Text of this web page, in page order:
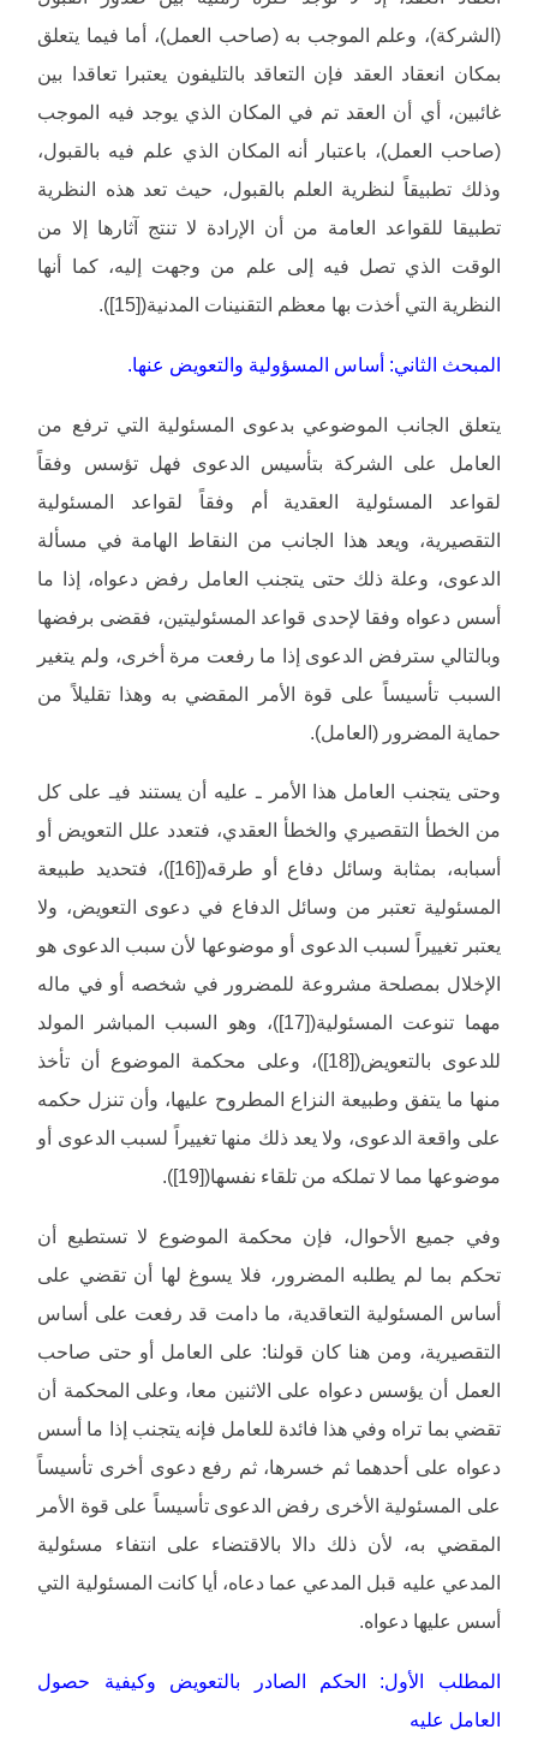
(الشركة)، وعلم الموجب به (صاحب العمل)، أما فيما يتعلق
بمكان انعقاد العقد فإن التعاقد بالتليفون يعتبرا تعاقدا بين
غائبين، أي أن العقد تم في المكان الذي يوجد فيه الموجب
(صاحب العمل)، باعتبار أنه المكان الذي علم فيه بالقبول،
وذلك تطبيقاً لنظرية العلم بالقبول، حيث تعد هذه النظرية
تطبيقا للقواعد العامة من أن الإرادة لا تنتج آثارها إلا من
الوقت الذي تصل فيه إلى علم من وجهت إليه، كما أنها
النظرية التي أخذت بها معظم التقنينات المدنية([15]).
المبحث الثاني: أساس المسؤولية والتعويض عنها.
يتعلق الجانب الموضوعي بدعوى المسئولية التي ترفع من
العامل على الشركة بتأسيس الدعوى فهل تؤسس وفقاً
لقواعد المسئولية العقدية أم وفقاً لقواعد المسئولية
التقصيرية، ويعد هذا الجانب من النقاط الهامة في مسألة
الدعوى، وعلة ذلك حتى يتجنب العامل رفض دعواه، إذا ما
أسس دعواه وفقا لإحدى قواعد المسئوليتين، فقضى برفضها
وبالتالي سترفض الدعوى إذا ما رفعت مرة أخرى، ولم يتغير
السبب تأسيساً على قوة الأمر المقضي به وهذا تقليلاً من
حماية المضرور (العامل).
وحتى يتجنب العامل هذا الأمر ـ عليه أن يستند فيـ على كل
من الخطأ التقصيري والخطأ العقدي، فتعدد علل التعويض أو
أسبابه، بمثابة وسائل دفاع أو طرقه([16])، فتحديد طبيعة
المسئولية تعتبر من وسائل الدفاع في دعوى التعويض، ولا
يعتبر تغييراً لسبب الدعوى أو موضوعها لأن سبب الدعوى هو
الإخلال بمصلحة مشروعة للمضرور في شخصه أو في ماله
مهما تنوعت المسئولية([17])، وهو السبب المباشر المولد
للدعوى بالتعويض([18])، وعلى محكمة الموضوع أن تأخذ
منها ما يتفق وطبيعة النزاع المطروح عليها، وأن تنزل حكمه
على واقعة الدعوى، ولا يعد ذلك منها تغييراً لسبب الدعوى أو
موضوعها مما لا تملكه من تلقاء نفسها([19]).
وفي جميع الأحوال، فإن محكمة الموضوع لا تستطيع أن
تحكم بما لم يطلبه المضرور، فلا يسوغ لها أن تقضي على
أساس المسئولية التعاقدية، ما دامت قد رفعت على أساس
التقصيرية، ومن هنا كان قولنا: على العامل أو حتى صاحب
العمل أن يؤسس دعواه على الاثنين معا، وعلى المحكمة أن
تقضي بما تراه وفي هذا فائدة للعامل فإنه يتجنب إذا ما أسس
دعواه على أحدهما ثم خسرها، ثم رفع دعوى أخرى تأسيساً
على المسئولية الأخرى رفض الدعوى تأسيساً على قوة الأمر
المقضي به، لأن ذلك دالا بالاقتضاء على انتفاء مسئولية
المدعي عليه قبل المدعي عما دعاه، أيا كانت المسئولية التي
أسس عليها دعواه.
المطلب الأول: الحكم الصادر بالتعويض وكيفية حصول
العامل عليه